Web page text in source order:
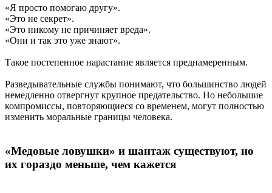
«Я просто помогаю другу».
«Это не секрет».
«Это никому не причиняет вреда».
«Они и так это уже знают».
Такое постепенное нарастание является преднамеренным.
Разведывательные службы понимают, что большинство людей
немедленно отвергнут крупное предательство. Но небольшие
компромиссы, повторяющиеся со временем, могут полностью
изменить моральные границы человека.
«Медовые ловушки» и шантаж существуют, но
их гораздо меньше, чем кажется